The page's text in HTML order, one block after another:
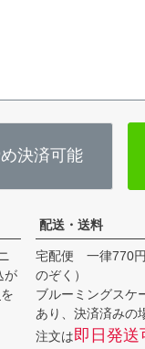
決済可能
が
を
配送・送料
宅配便 一律770
のぞく）
ブルーミングスケ
あり、決済済みの
注文は即日発送